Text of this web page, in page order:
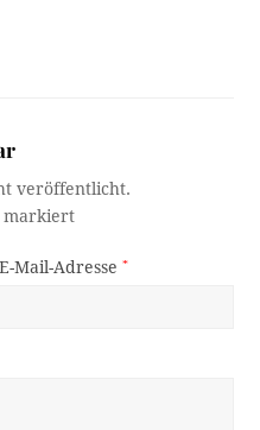
veröffentlicht.
markiert
E-Mail-Adresse*